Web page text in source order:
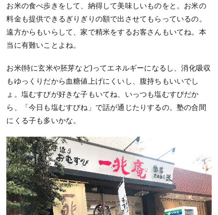
お米の食べ歩きをして、納得して美味しいものをと。お米の
料金も提供できるぎりぎりの額で出させてもらっているの。
遠方からもいらして、家で精米をするお客さんもいてね。本
当に有難いことよね。
お米(特に玄米や胚芽など)ってエネルギーになるし、消化吸収
もゆっくりだから血糖値上げにくいし、腹持ちもいいでし
ょ。塩むすびが好きな子もいてね、いっつも塩むすびだか
ら、「今日も塩むすびね」で話が通じたりするの。塾の合間
にくる子も多いかな。